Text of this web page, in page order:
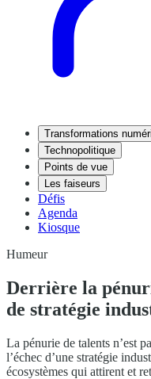
Transformations
Technopolitique
Points de vue
Les faiseurs
Défis
Agenda
Kiosque
Humeur
Derrière la
de stratégie
La pénurie de talents n’est
l’échec d’une stratégie
écosystèmes qui attirent et